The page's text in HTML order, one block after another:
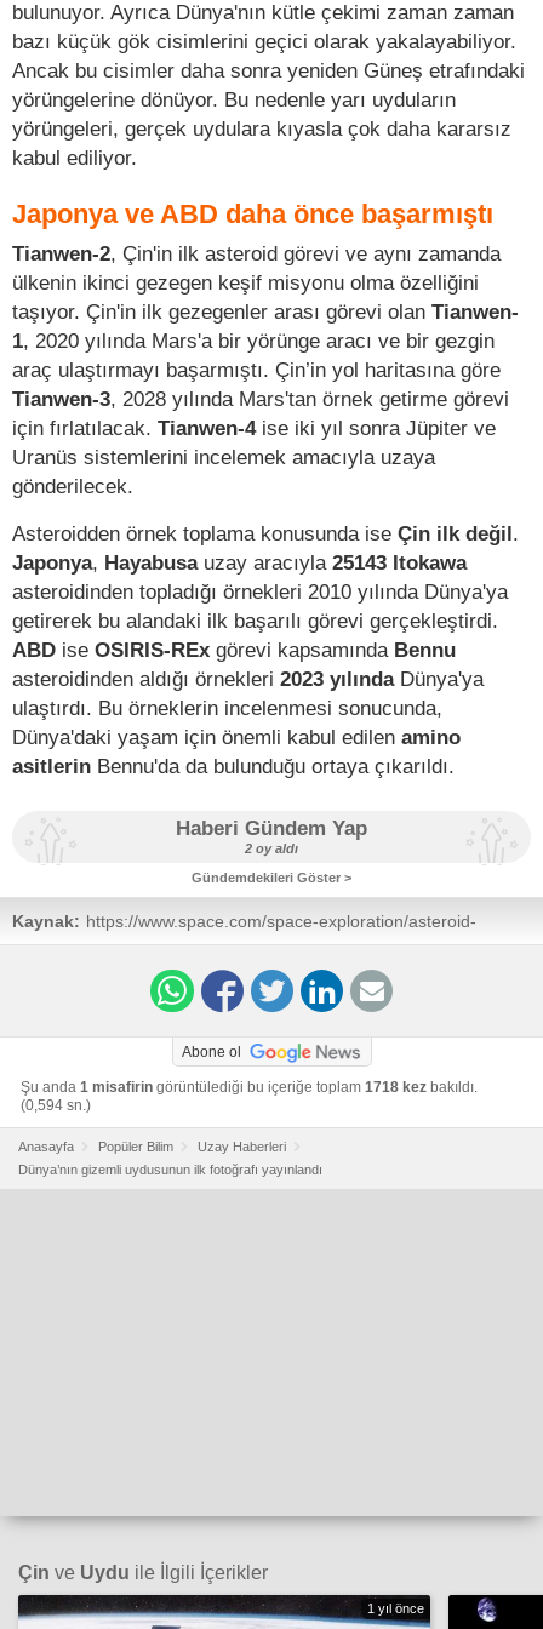
bulunuyor. Ayrıca Dünya'nın kütle çekimi zaman zaman
bazı küçük gök cisimlerini geçici olarak yakalayabiliyor.
Ancak bu cisimler daha sonra yeniden Güneş etrafındaki
yörüngelerine dönüyor. Bu nedenle yarı uyduların
yörüngeleri, gerçek uydulara kıyasla çok daha kararsız
kabul ediliyor.
Japonya ve ABD daha önce başarmıştı
Tianwen-2, Çin'in ilk asteroid görevi ve aynı zamanda
ülkenin ikinci gezegen keşif misyonu olma özelliğini
taşıyor. Çin'in ilk gezegenler arası görevi olan Tianwen-
1, 2020 yılında Mars'a bir yörünge aracı ve bir gezgin
araç ulaştırmayı başarmıştı. Çin’in yol haritasına göre
Tianwen-3, 2028 yılında Mars'tan örnek getirme görevi
için fırlatılacak. Tianwen-4ise iki yıl sonra Jüpiter ve
Uranüs sistemlerini incelemek amacıyla uzaya
gönderilecek.
Asteroidden örnek toplama konusunda ise Çin ilk değil.
Japonya, Hayabusauzay aracıyla 25143 Itokawa
asteroidinden topladığı örnekleri 2010 yılında Dünya'ya
getirerek bu alandaki ilk başarılı görevi gerçekleştirdi.
ABD ise OSIRIS-REx görevi kapsamında Bennu
asteroidinden aldığı örnekleri 2023 yılındaDünya'ya
ulaştırdı. Bu örneklerin incelenmesi sonucunda,
Dünya'daki yaşam için önemli kabul edilen amino
asitlerin Bennu'da da bulunduğu ortaya çıkarıldı.
Haberi Gündem Yap
2 oy aldı
Gündemdekileri Göster >
Kaynak: https://www.space.com/space-exploration/asteroid-
comet-missions/china-releases-1st-photo-of-earths-
Abone ol
Şu anda 1 misafirin görüntülediği bu içeriğe toplam 1718 kez bakıldı.
(0,594 sn.)
Anasayfa Popüler Bilim
Uzay Haberleri
Dünya’nın gizemli uydusunun ilk fotoğrafı yayınlandı
Çin ve Uydu ile İlgili İçerikler
1 yıl önce